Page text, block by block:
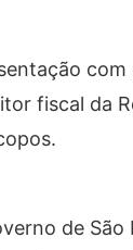
fiscal da
de